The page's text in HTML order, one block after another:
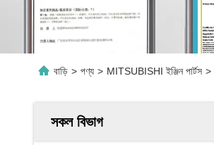
বাড়ি > পণ্য > MITSUBISHI ইঞ্জিন পার্টস >
সকল বিভাগ